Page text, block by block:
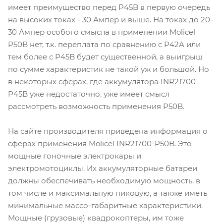
имеет преимущество перед P45B в первую очередь
на высоких токах - 30 Ампер и выше. На токах до 20-
30 Ампер особого смысла в применении Molicel
P50B нет, т.к. переплата по сравнению с P42A или
тем более с P45B будет существенной, а выигрыш
по сумме характеристик не такой уж и большой. Но
в некоторых сферах, где аккумулятора INR21700-
P45B уже недостаточно, уже имеет смысл
рассмотреть возможность применения P50B.
На сайте производителя приведена информация о
сферах применения Molicel INR21700-P50B. Это
мощные гоночные электрокары и
электромотоциклы. Их аккумуляторные батареи
должны обеспечивать необходимую мощность, в
том числе и максимальную пиковую, а также иметь
минимальные массо-габаритные характеристики.
Мощные (грузовые) квадрокоптеры, им тоже